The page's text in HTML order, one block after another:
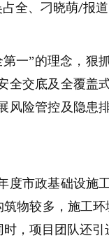
全、刁晓萌/报道
一”的理念，狠
全交底及全覆盖
风险管控及隐患
度市政基础设施
物较多，施工
，项目团队还引